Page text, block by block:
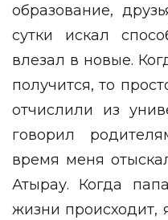
образование,
сутки искал
влезал в новые.
получится, то
отчислили из
говорил
время меня
Атырау. Когда
жизни происходит,